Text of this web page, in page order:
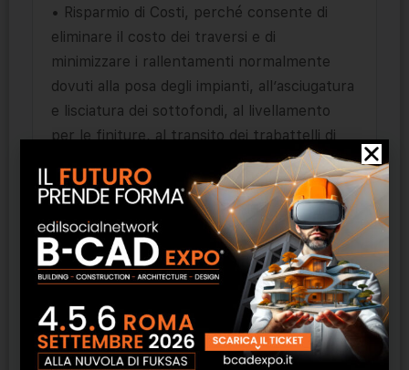
• Risparmio di Costi, perché consente di
eliminare il costo dei traversi e di
minimizzare i rallentamenti normalmente
dovuti alla posa degli impianti, all’asciugatura
e lisciatura dei sottofondi, al livellamento
per le finiture, al transito dei trabattelli di
• Risparmio di Tempo, visto che già appena
installato, tale pavimento diviene una
robustissima superficie di lavoro, sulla quale
far transitare e stoccare tutti gli altri
materiali di cantiere. L’esecuzione delle
opere per l’impiantistica tecnologica interna
viene così notevolmente sveltita, rendendo
disponibili all’uso gli edifici in tempi assai più